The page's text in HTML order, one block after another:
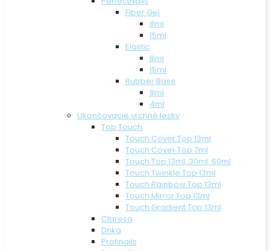
Fiber Gel
8ml
15ml
Elastic
8ml
15ml
Rubber Base
8ml
4ml
Ukončovacie vrchné lesky
Top Touch
Touch Cover Top 13ml
Touch Cover Top 7ml
Touch Top 13ml, 30ml, 60ml
Touch Twinkle Top 13ml
Touch Rainbow Top 13ml
Touch Mirror Top 13ml
Touch Gradient Top 13ml
Claresa
Dnka
Profinails